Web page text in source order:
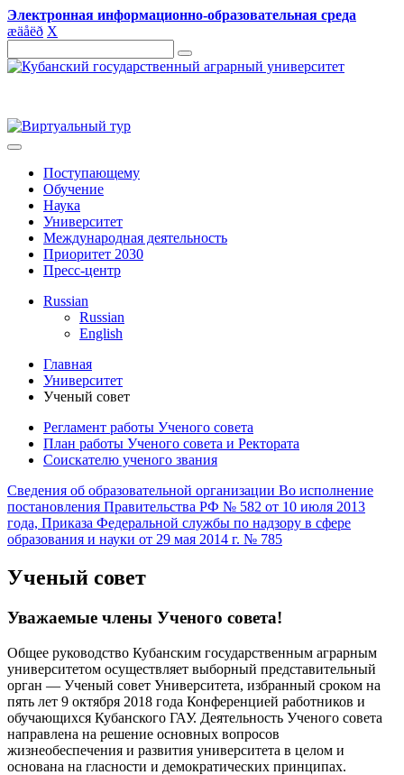
Электронная информационно-образовательная среда
æäåëð X
Поступающему
Обучение
Наука
Университет
Международная деятельность
Приоритет 2030
Пресс-центр
Russian
Russian
English
Главная
Университет
Ученый совет
Регламент работы Ученого совета
План работы Ученого совета и Ректората
Соискателю ученого звания
Сведения об образовательной организации Во исполнение
постановления Правительства РФ № 582 от 10 июля 2013
года, Приказа Федеральной службы по надзору в сфере
образования и науки от 29 мая 2014 г. № 785
Ученый совет
Уважаемые члены Ученого совета!
Общее руководство Кубанским государственным аграрным
университетом осуществляет выборный представительный
орган — Ученый совет Университета, избранный сроком на
пять лет 9 октября 2018 года Конференцией работников и
обучающихся Кубанского ГАУ. Деятельность Ученого совета
направлена на решение основных вопросов
жизнеобеспечения и развития университета в целом и
основана на гласности и демократических принципах.